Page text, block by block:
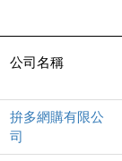
公司名稱
拚多網購有限公
司